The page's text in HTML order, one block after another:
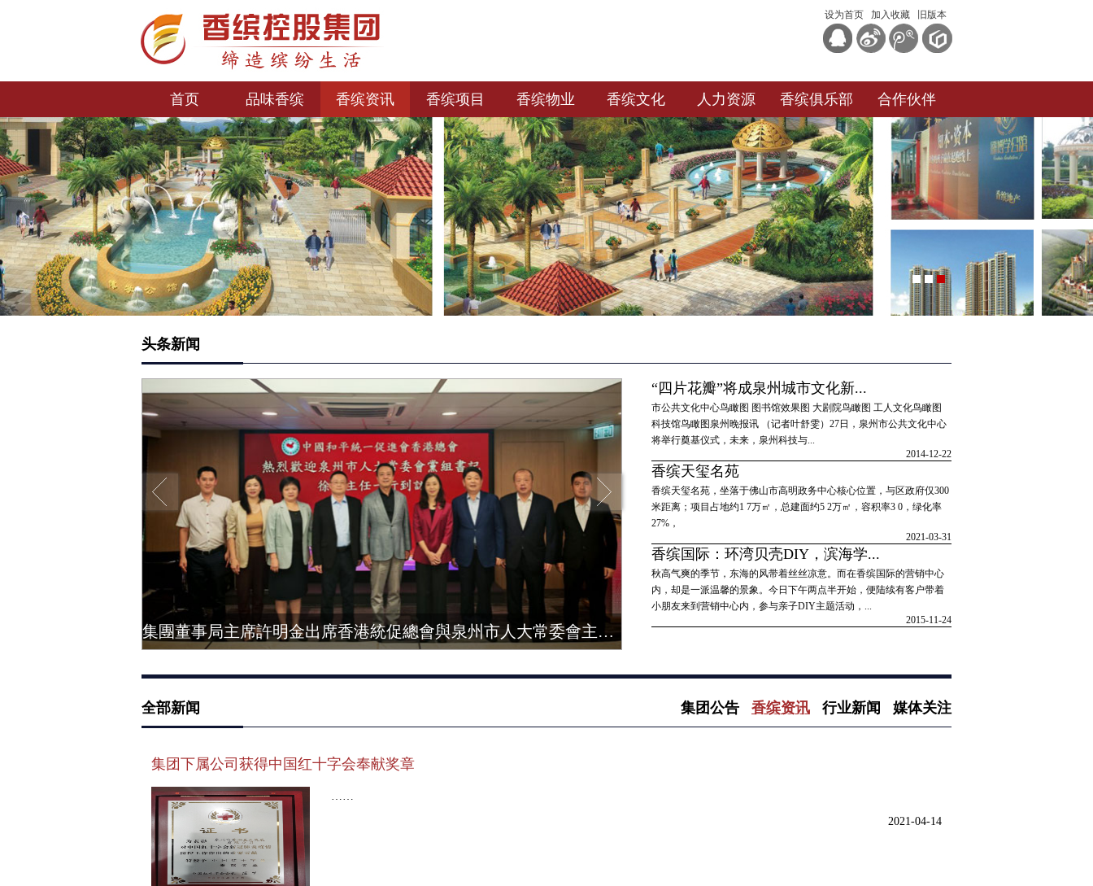
设为首页 加入收藏 旧版本
首页 品味香缤 香缤资讯 香缤项目 香缤物业 香缤文化 人力资源 香缤俱乐部 合作伙伴
1 2
头条新闻
集團董事局主席許明金出席香港統促總會與泉州市人大常委會主任徐華一行座談 许明金主席参加香港友好协进会“走基层·送温暖”双节慰问活动
“四片花瓣”将成泉州城市文化新...
市公共文化中心鸟瞰图 图书馆效果图 大剧院鸟瞰图 工人文化鸟瞰图
科技馆鸟瞰图泉州晚报讯 （记者叶舒雯）27日，泉州市公共文化中心
将举行奠基仪式，未来，泉州科技与...
2014-12-22
香缤天玺名苑
香缤天玺名苑，坐落于佛山市高明政务中心核心位置，与区政府仅300
米距离；项目占地约1 7万㎡，总建面约5 2万㎡，容积率3 0，绿化率
27%，
2021-03-31
香缤国际：环湾贝壳DIY，滨海学...
秋高气爽的季节，东海的风带着丝丝凉意。而在香缤国际的营销中心
内，却是一派温馨的景象。今日下午两点半开始，便陆续有客户带着
小朋友来到营销中心内，参与亲子DIY主题活动，...
2015-11-24
全部新闻 集团公告 香缤资讯 行业新闻 媒体关注
集团下属公司获得中国红十字会奉献奖章
……
2021-04-14